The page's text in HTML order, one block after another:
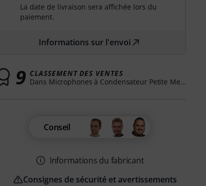
La date de livraison sera affichée lors du
paiement.
Informations sur l'envoi
9 CLASSEMENT DES VENTES
Dans Microphones à Condensateur Petite Membrane
Conseil
Informations du fabricant
Consignes de sécurité et avertissements